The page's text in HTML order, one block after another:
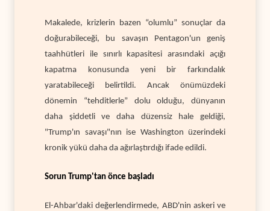
Makalede, krizlerin bazen “olumlu” sonuçlar da
doğurabileceği, bu savaşın Pentagon'un geniş
taahhütleri ile sınırlı kapasitesi arasındaki açığı
kapatma konusunda yeni bir farkındalık
yaratabileceği belirtildi. Ancak önümüzdeki
dönemin “tehditlerle” dolu olduğu, dünyanın
daha şiddetli ve daha düzensiz hale geldiği,
"Trump'ın savaşı"nın ise Washington üzerindeki
kronik yükü daha da ağırlaştırdığı ifade edildi.
Sorun Trump'tan önce başladı
El-Ahbar'daki değerlendirmede, ABD'nin askeri ve